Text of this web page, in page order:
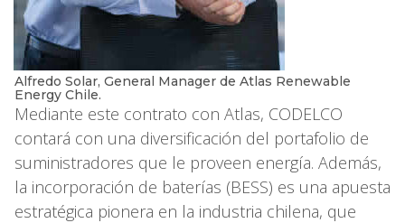
Alfredo Solar, General Manager de Atlas Renewable
Energy Chile.
Mediante este contrato con Atlas, CODELCO
contará con una diversificación del portafolio de
suministradores que le proveen energía. Además,
la incorporación de baterías (BESS) es una apuesta
estratégica pionera en la industria chilena, que